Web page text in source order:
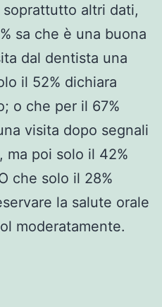
soprattutto altri dati,
sa che è una buona
dal dentista una
il 52% dichiara
o che per il 67%
visita dopo segnali
ma poi solo il 42%
che solo il 28%
la salute orale
moderatamente.